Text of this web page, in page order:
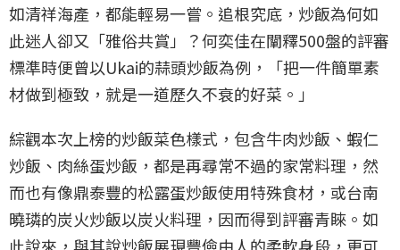
如清祥海產，都能輕易一嘗。追根究底，炒飯為何如
此迷人卻又「雅俗共賞」？何奕佳在闡釋500盤的評審
標準時便曾以Ukai的蒜頭炒飯為例，「把一件簡單素
材做到極致，就是一道歷久不衰的好菜。」
綜觀本次上榜的炒飯菜色樣式，包含牛肉炒飯、蝦仁
炒飯、肉絲蛋炒飯，都是再尋常不過的家常料理，然
而也有像鼎泰豐的松露蛋炒飯使用特殊食材，或台南
曉璘的炭火炒飯以炭火料理，因而得到評審青睞。如